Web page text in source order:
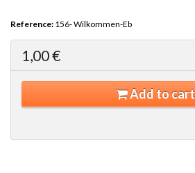
Reference: 156- Wilkommen-Eb
1,00 €
Add to cart